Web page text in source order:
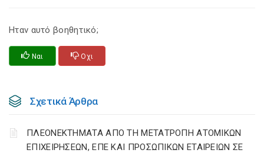
Ηταν αυτό βοηθητικό;
Ναι Οχι
Σχετικά Άρθρα
ΠΛΕΟΝΕΚΤΗΜΑΤΑ ΑΠΟ ΤΗ ΜΕΤΑΤΡΟΠΗ ΑΤΟΜΙΚΩΝ
ΕΠΙΧΕΙΡΗΣΕΩΝ, ΕΠΕ ΚΑΙ ΠΡΟΣΩΠΙΚΩΝ ΕΤΑΙΡΕΙΩΝ ΣΕ